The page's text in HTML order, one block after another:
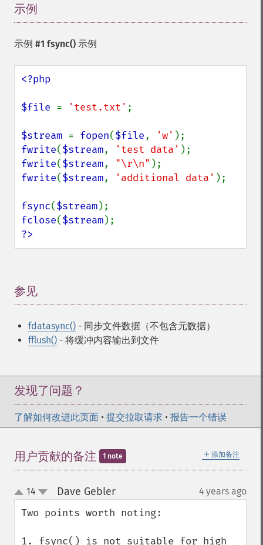
示例
示例 #1 fsync() 示例
<?php
$file = 'test.txt' ;
$stream = fopen($file, 'w'
fwrite($stream, 'test data'
fwrite($stream, "\r\n"
fwrite($stream, 'additional data' );
fsync($stream
fclose($stream
?>
参见
fdatasync() - 同步文件数据（不包含元数据）
fflush() - 将缓冲内容输出到文件
发现了问题？
了解如何改进此页面 • 提交拉取请求 • 报告一个错误
＋ 添加备注
用户贡献的备注 1 note
up
down
14 Dave Gebler¶ 4 years ago
Two points worth noting:
1. fsync() is not suitable for high